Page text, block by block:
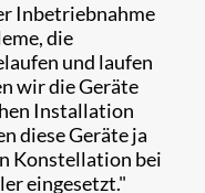
Inbetriebnahme
die
und laufen
wir die Geräte
Installation
diese Geräte ja
Konstellation bei
eingesetzt."